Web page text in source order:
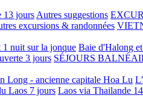
13 jours Autres suggestions
excursions & randonnées
nuit sur la jonque Baie d'Halong
3 jours SÉJOURS
Long - ancienne capitale Hoa Lu
Laos 7 jours Laos via Thailande